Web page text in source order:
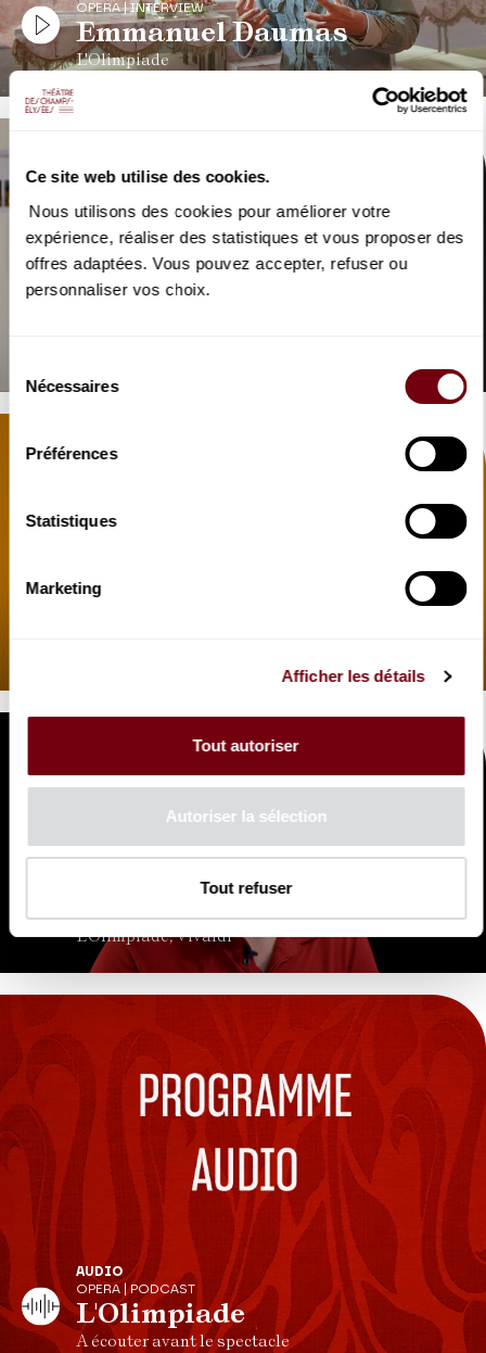
Ce site web utilise des cookies.
Nous utilisons des cookies pour améliorer votre
expérience, réaliser des statistiques et vous proposer des
offres adaptées. Vous pouvez accepter, refuser ou
personnaliser vos choix.
du
consentement
Nécessaires
Préférences
Statistiques
Marketing
Afficher les détails
Tout autoriser
Autoriser la sélection
Tout refuser
OPERA | INTERVIEW
Emmanuel Daumas
L'Olimpiade
VIDEO
VIDEO
OPERA | INTERVIEW
OPERA | INTERVIEW
L'Olimpiade, Vivaldi
AUDIO
OPERA | PODCAST
L'Olimpiade
A écouter avant le spectacle